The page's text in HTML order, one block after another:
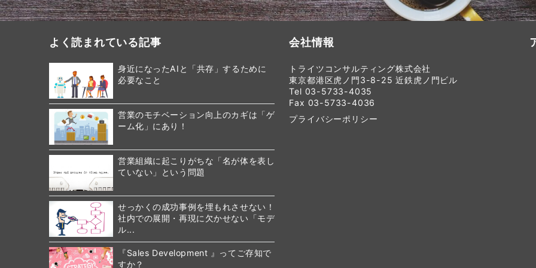
よく読まれている記事
身近になったAIと「共存」するために
必要なこと
営業のモチベーション向上のカギは「ゲ
ーム化」にあり！
営業組織に起こりがちな「名が体を表し
ていない」という問題
せっかくの成功事例を埋もれさせない！
社内での展開・再現に欠かせない「モデ
ル...
『Sales Development 』ってご存知で
すか？
会社情報
トライツコンサルティング株式会社
東京都港区虎ノ門3-8-25 近鉄虎ノ門ビル
Tel 03-5733-4035
Fax 03-5733-4036
プライバシーポリシー